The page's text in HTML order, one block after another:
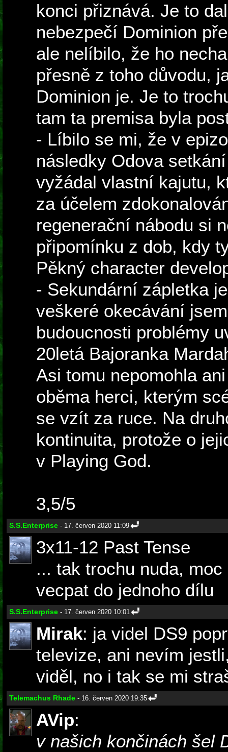
konci přiznává. Je to
nebezpečí Dominion
ale nelíbilo, že ho
přesně z toho důvodu,
Dominion je. Je to
tam ta premisa byla
- Líbilo se mi, že v
následky Odova
vyžádal vlastní kajutu,
za účelem
regenerační nábodu si
připomínku z dob, kdy
Pěkný character
- Sekundární zápletka
veškeré okecávání
budoucnosti problémy
20letá Bajoranka
Asi tomu nepomohla
oběma herci, kterým
se vzít za ruce. Na
kontinuita, protože o
v Playing God.
3,5/5
S.S.Enterprise - 17. červen 2020 11:09
3x11-12 Past Tense
... tak trochu nuda,
vecpat do jednoho dílu
S.S.Enterprise - 17. červen 2020 10:01
Mirak: ja videl DS9
televize, ani nevím
viděl, no i tak se mi
Telemachus Rhade - 16. červen 2020 19:35
AVip:
v našich končinách šel